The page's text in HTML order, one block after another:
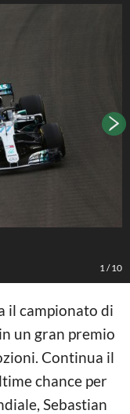
1 /10
il campionato di
in un gran premio
Continua il
chance per
Sebastian